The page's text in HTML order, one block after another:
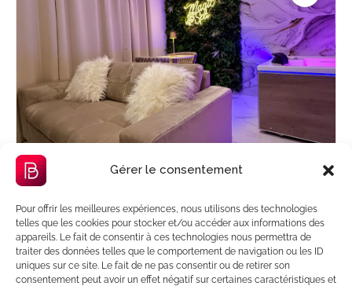
Gérer le consentement
Pour offrir les meilleures expériences, nous utilisons des technologies
telles que les cookies pour stocker et/ou accéder aux informations des
appareils. Le fait de consentir à ces technologies nous permettra de
traiter des données telles que le comportement de navigation ou les ID
uniques sur ce site. Le fait de ne pas consentir ou de retirer son
consentement peut avoir un effet négatif sur certaines caractéristiques et
La suite Ivory – Express
Chilly-Mazarin, France